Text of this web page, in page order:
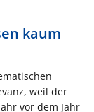
kaum
weil der
vor dem Jahr